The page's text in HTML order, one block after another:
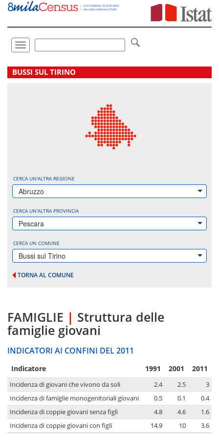
Vai
direttamente
Toggle
navigation
.
BUSSI SUL TIRINO
CERCA UN'ALTRA REGIONE
Abruzzo
CERCA UN'ALTRA PROVINCIA
Pescara
CERCA UN COMUNE
Bussi sul Tirino
TORNA AL COMUNE
FAMIGLIE | Struttura delle
famiglie giovani
INDICATORI AI CONFINI DEL 2011
Indicatore 1991 2001 2011
Incidenza di giovani che vivono da soli 2.4 2.5
3
Incidenza di famiglie monogenitoriali giovani
0.5 0.1
0.4
Incidenza di coppie giovani senza figli
4.8 4.6
1.6
Incidenza di coppie giovani con figli
14.9 10 3.6